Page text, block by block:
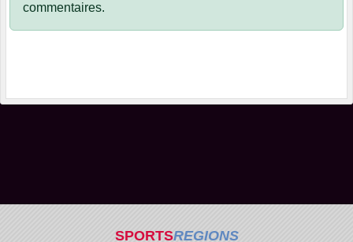
commentaires.
SPORTSREGIONS